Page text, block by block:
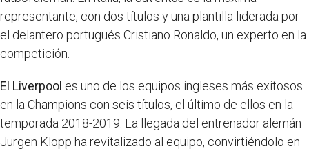
representante, con dos títulos y una plantilla liderada por
el delantero portugués Cristiano Ronaldo, un experto en la
competición.
El Liverpool es uno de los equipos ingleses más exitosos
en la Champions con seis títulos, el último de ellos en la
temporada 2018-2019. La llegada del entrenador alemán
Jurgen Klopp ha revitalizado al equipo, convirtiéndolo en